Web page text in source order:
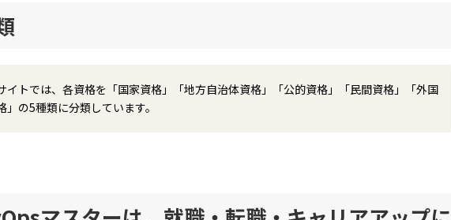
イトでは、各資格を「国家資格」「地方自治体資格」「公的資格」「民間資格」「外国
」の5種類に分類しています。